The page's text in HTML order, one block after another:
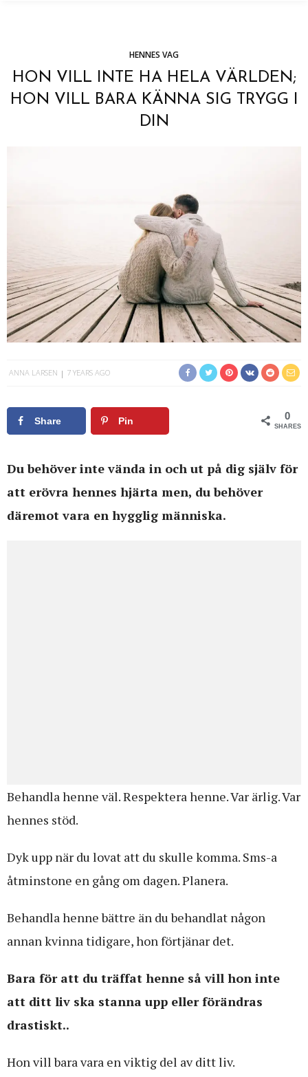
HENNES VAG
HON VILL INTE HA HELA VÄRLDEN;
HON VILL BARA KÄNNA SIG TRYGG I
DIN
ANNA LARSEN 7 YEARS AGO
Share Pin 0
SHARES
Du behöver inte vända in och ut på dig själv för
att erövra hennes hjärta men, du behöver
däremot vara en hygglig människa.
Behandla henne väl. Respektera henne. Var ärlig. Var
hennes stöd.
Dyk upp när du lovat att du skulle komma. Sms-a
åtminstone en gång om dagen. Planera.
Behandla henne bättre än du behandlat någon
annan kvinna tidigare, hon förtjänar det.
Bara för att du träffat henne så vill hon inte
att ditt liv ska stanna upp eller förändras
drastiskt..
Hon vill bara vara en viktig del av ditt liv.